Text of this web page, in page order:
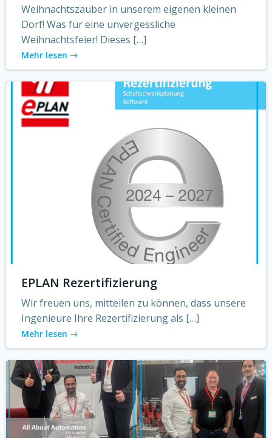
Weihnachtszauber in unserem eigenen kleinen
Dorf! Was für eine unvergessliche
Weihnachtsfeier! Dieses […]
Mehr lesen
EPLAN Rezertifizierung
Wir freuen uns, mitteilen zu können, dass unsere
Ingenieure Ihre Rezertifizierung als […]
Mehr lesen